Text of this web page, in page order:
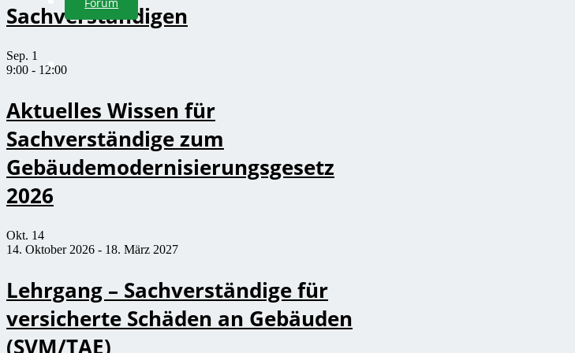
Forum
Sachverständigen
Sep. 1
9:00 - 12:00
Aktuelles Wissen für
Sachverständige zum
Gebäudemodernisierungsgesetz
2026
Okt. 14
14. Oktober 2026 - 18. März 2027
Lehrgang – Sachverständige für
versicherte Schäden an Gebäuden
(SVM/TAE)